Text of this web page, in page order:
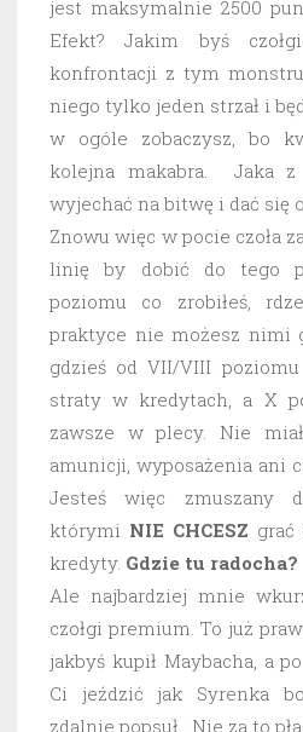
jest maksymalnie 2500
Efekt? Jakim byś
konfrontacji z tym
niego tylko jeden strzał i
w ogóle zobaczysz, bo
kolejna makabra. Jaka z
wyjechać na bitwę i dać się
Znowu więc w pocie czoła
linię by dobić do tego
poziomu co zrobiłeś,
praktyce nie możesz nimi
gdzieś od VII/VIII
straty w kredytach, a X
zawsze w plecy. Nie
amunicji, wyposażenia ani
Jesteś więc zmuszany
którymi NIE CHCESZ
kredyty. Gdzie tu radocha?
Ale najbardziej mnie
czołgi premium. To już
jakbyś kupił Maybacha, a
Ci jeździć jak Syrenka
zdalnie popsuł. Nie za to